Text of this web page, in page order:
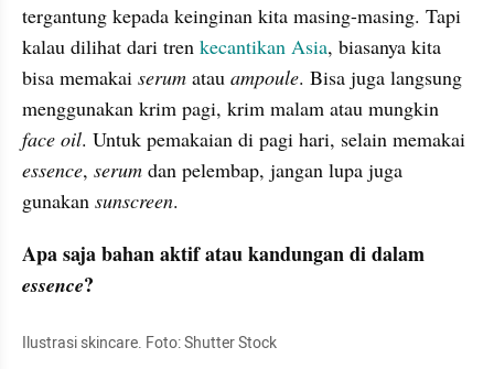
tergantung kepada keinginan kita masing-masing. Tapi
kalau dilihat dari tren kecantikan Asia, biasanya kita
bisa memakai serum atau ampoule. Bisa juga langsung
face oil
essence, serum dan pelembap, jangan lupa juga
gunakan sunscreen.
essence?
Ilustrasi skincare. Foto: Shutter Stock